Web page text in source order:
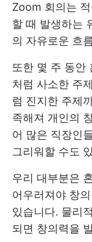
Zoom 회의는
할 때 발생하는
의 자유로운 흐
또한 몇 주 동안
처럼 사소한 주
럼 진지한 주제
족해져 개인의
어 많은 직장인
그리워할 수도
우리 대부분은
어우러져야 창
있습니다. 물리
되면 창의력을